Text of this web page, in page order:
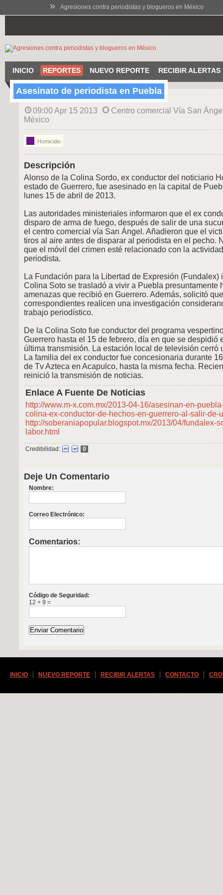
» Agresiones contra periodistas y blogueros en México
INICIO REPORTES NUEVO REPORTE RECIBIR ALERTAS
Asesinato de periodista en Puebla
09:00 Apr 15 2013
Centro comercial Vía San
México
Homicidio
Descripción
Alonso de la Colina Sordo, ex conductor del noticiario
estado de Guerrero, fue asesinado en la capital de
lunes 15 de abril de 2013.
Las autoridades ministeriales informaron que el ex
disparo de arma de fuego, después de salir de una
el centro comercial vía San Ángel. Añadieron que el
tiros al aire antes de disparar al periodista en el pecho.
que el móvil del crimen esté relacionado con la
periodista.
La Fundación para la Libertad de Expresión (Fundalex)
Colina Soto se trasladó a vivir a Puebla presuntamente
amenazas que recibió en Guerrero. Además, solicitó
correspondientes realicen una investigación
trabajo periodístico.
De la Colina Soto fue conductor del programa
Guerrero hasta el 15 de febrero, día en que se despidió
última transmisión. La estación local de televisión cerró
La familia del ex conductor fue concesionaria durante
de Tv Azteca en Acapulco, hasta la misma fecha.
reinició la transmisión de noticias.
Enlace A Fuente De Noticias
http://www.m-x.com.mx/2013-04-16/asesinan-en-
colina-ex-conductor-de-hechos-en-guerrero-al-salir-de-
http://soberaniapopular.blogspot.mx/2013/04/fundalex-
labor.html
Credibilidad: 0
Deje Un Comentario
Nombre:
Correo Electrónico:
Comentarios:
Código de Seguridad:
12 + 9 =
INICIO NUEVO REPORTE RECIBIR ALERTAS CONTACTO